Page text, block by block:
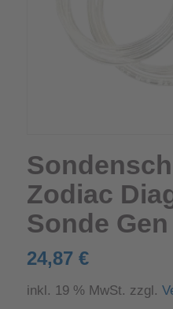
Zodiac
Sonde Gen
24,87 €
inkl. 19 % MwSt. zzgl.